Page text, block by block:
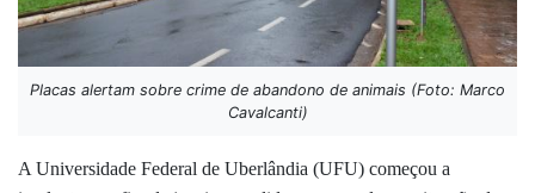
Placas alertam sobre crime de abandono de animais (Foto: Marco
Cavalcanti)
A Universidade Federal de Uberlândia (UFU) começou a